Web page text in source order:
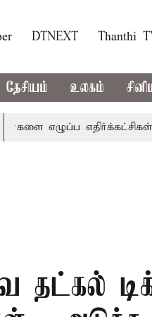
DTNEXT Thanthi
தேசியம் உலகம்
எதிர்க்கட்சிகள் திட்டம்
தட்கல்